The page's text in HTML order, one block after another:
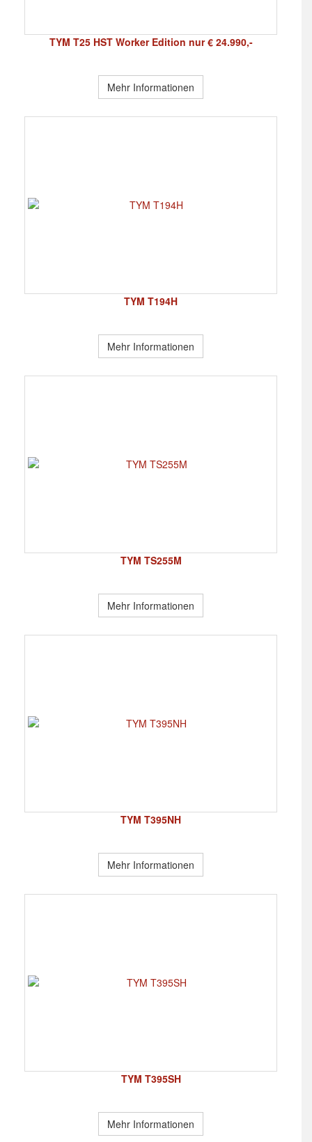
TYM T25 HST Worker Edition nur € 24.990,-
Mehr Informationen
TYM T194H
Mehr Informationen
TYM TS255M
Mehr Informationen
TYM T395NH
Mehr Informationen
TYM T395SH
Mehr Informationen